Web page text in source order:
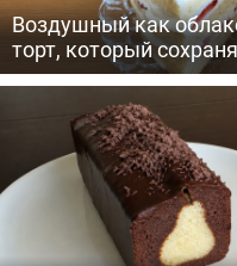
Воздушный как
торт, который